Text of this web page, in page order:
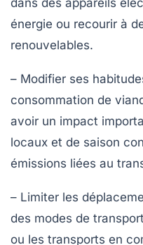
énergie ou recourir à
renouvelables.
– Modifier ses
consommation de
avoir un impact
locaux et de saison
émissions liées au
– Limiter les
des modes de
ou les transports en